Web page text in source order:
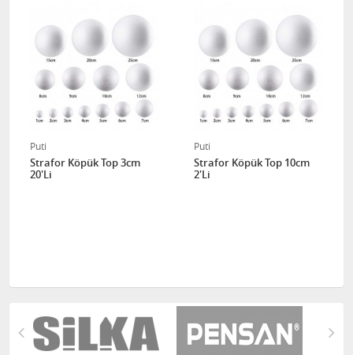
Puti
Strafor Köpük Top 3cm
20'Li
Puti
Strafor Köpük Top 10cm
2'Li